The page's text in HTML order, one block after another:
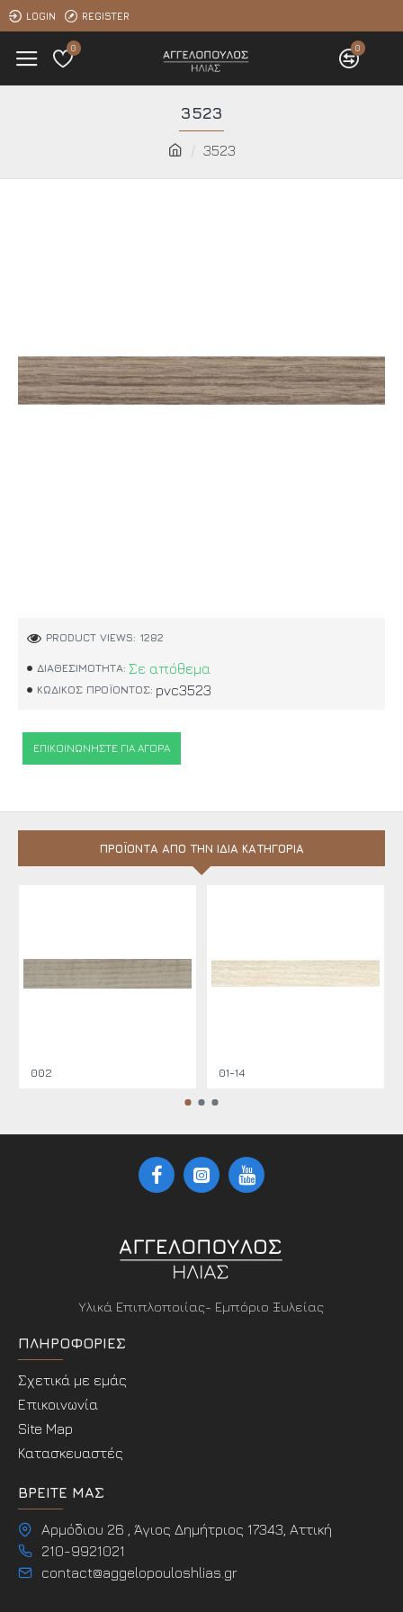
LOGIN REGISTER
0 0
3523
3523
ΔΙΑΘΕΣΙΜΌΤΗΤΑ: Σε απόθεμα
ΚΩΔΙΚΌΣ ΠΡΟΪΌΝΤΟΣ: pvc3523
PRODUCT VIEWS: 1282
ΕΠΙΚΟΙΝΩΝΉΣΤΕ ΓΙΑ ΑΓΟΡΆ
ΠΡΟΪΌΝΤΑ ΑΠΌ ΤΗΝ ΊΔΙΑ ΚΑΤΗΓΟΡΊΑ
002 01-14
Υλικά Επιπλοποιίας- Εμπόριο Ξυλείας
ΠΛΗΡΟΦΟΡΊΕΣ
Σχετικά με εμάς
Επικοινωνία
Site Map
Κατασκευαστές
ΒΡΕΊΤΕ ΜΑΣ
Αρμόδιου 26 , Άγιος Δημήτριος 17343, Αττική
210-9921021
contact@aggelopouloshlias.gr